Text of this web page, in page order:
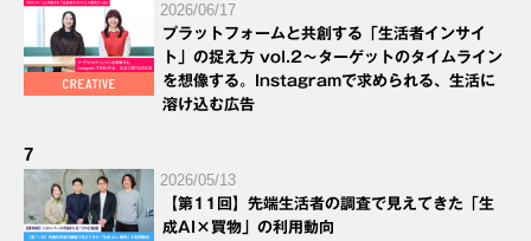
2026/06/17
プラットフォームと共創する「生活者インサイ
ト」の捉え方 vol.2～ターゲットのタイムライン
を想像する。Instagramで求められる、生活に
溶け込む広告
7
2026/05/13
【第11回】先端生活者の調査で見えてきた「生
成AI×買物」の利用動向